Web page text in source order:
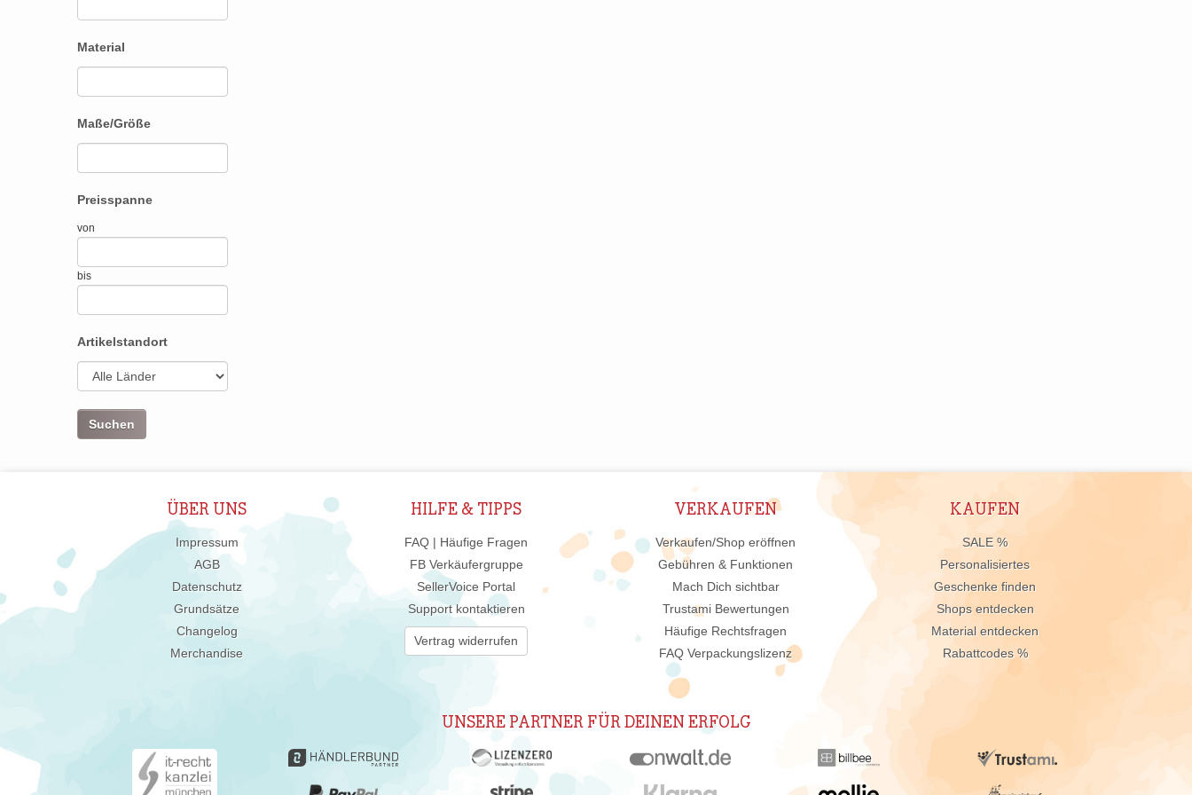
Material
Maße/Größe
Preisspanne
von
bis
Artikelstandort
ÜBER UNS
Impressum
AGB
Datenschutz
Grundsätze
Changelog
Merchandise
HILFE & TIPPS
FAQ | Häufige Fragen
FB Verkäufergruppe
SellerVoice Portal
Support kontaktieren
Vertrag widerrufen
VERKAUFEN
Verkaufen/Shop eröffnen
Gebühren & Funktionen
Mach Dich sichtbar
Trustami Bewertungen
Häufige Rechtsfragen
FAQ Verpackungslizenz
KAUFEN
SALE %
Personalisiertes
Geschenke finden
Shops entdecken
Material entdecken
Rabattcodes %
UNSERE PARTNER FÜR DEINEN ERFOLG